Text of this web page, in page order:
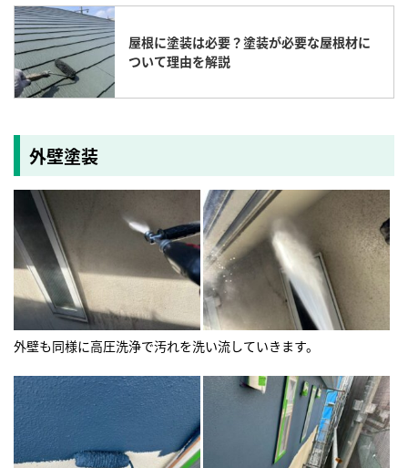
屋根に塗装は必要？塗装が必要な屋根材に
ついて理由を解説
外壁塗装
外壁も同様に高圧洗浄で汚れを洗い流していきます。